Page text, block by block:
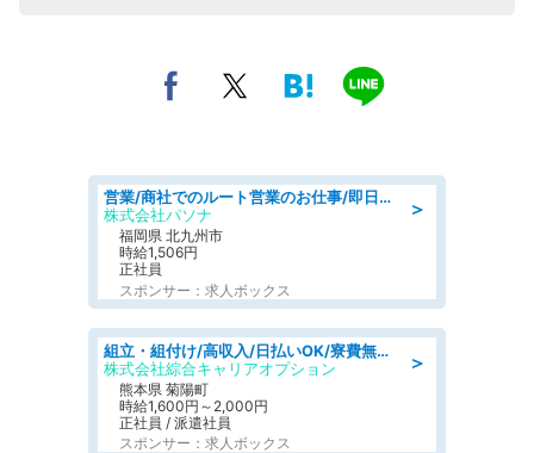
＞
営業/商社でのルート営業のお仕事/即日勤務可/車通勤可/営業
株式会社パソナ
福岡県 北九州市
時給1,506円
正社員
スポンサー：求人ボックス
＞
組立・組付け/高収入/日払いOK/寮費無料/交替制/20・30・40代活躍中
株式会社綜合キャリアオプション
熊本県 菊陽町
時給1,600円～2,000円
正社員 / 派遣社員
スポンサー：求人ボックス